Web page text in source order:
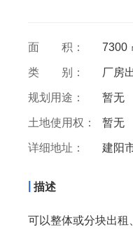
面 积： 7300
类 别： 厂房
规划用途： 暂无
土地使用权： 暂无
详细地址： 建阳
描述
可以整体或分块出租